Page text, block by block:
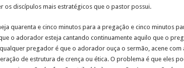
os discípulos mais estratégicos que o pastor possui.
quarenta e cinco minutos para a pregação e cinco minutos
o adorador esteja cantando continuamente aquilo que o
pregador é que o adorador ouça o sermão, acene
de estrutura de crença ou ética. O problema é que eles